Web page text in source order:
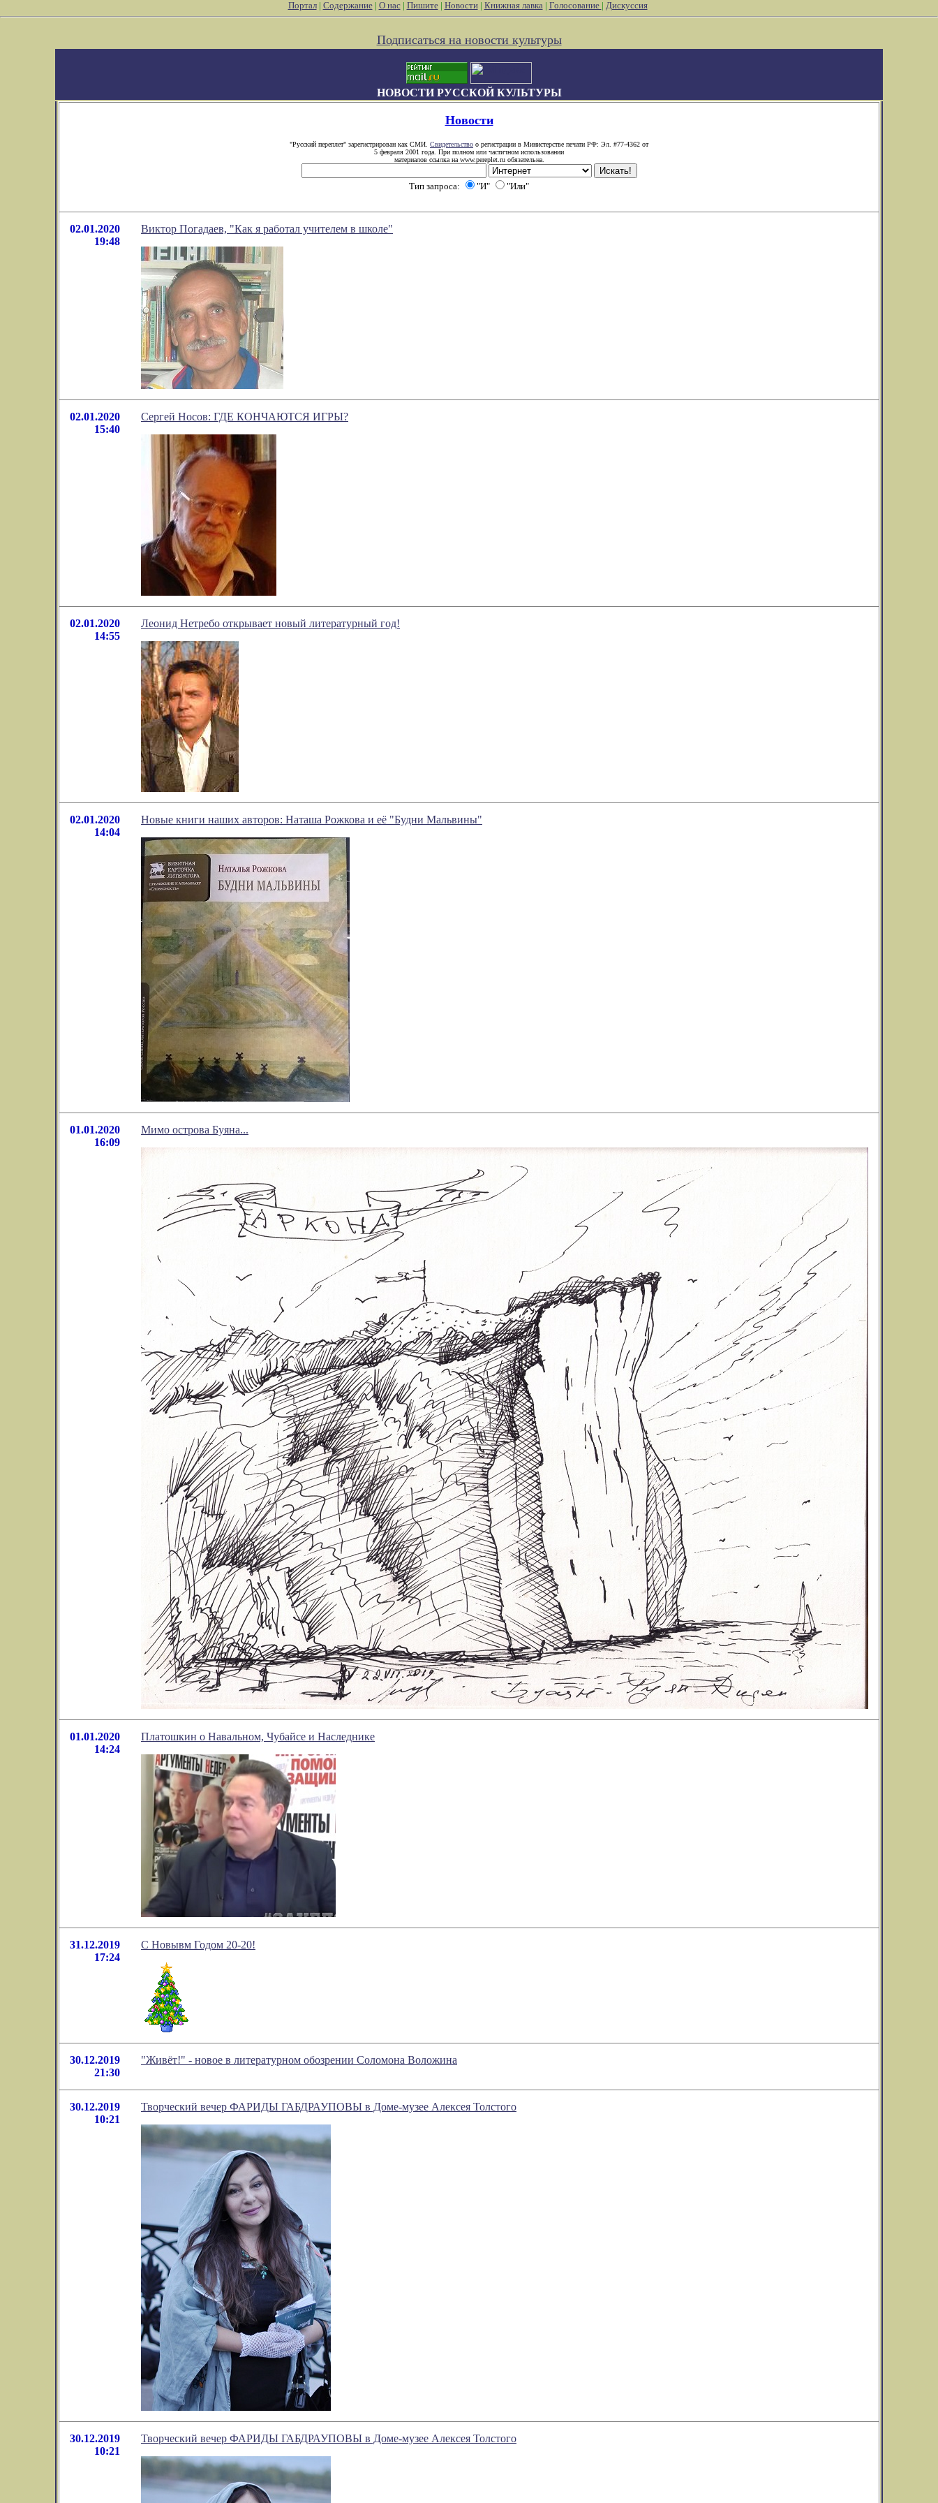
Портал| Содержание| О нас| Пишите| Новости| Книжная лавка| Голосование | Дискуссия
Подписаться на новости культуры
НОВОСТИ РУССКОЙ КУЛЬТУРЫ
Новости
"Русский переплет" зарегистрирован как СМИ. Свидетельство о регистрации в Министерстве печати РФ: Эл. #77-4362 от
5 февраля 2001 года. При полном или частичном использовании
материалов ссылка на www.pereplet.ru обязательна.
Тип запроса: "И" "Или"
02.01.2020
19:48
Виктор Погадаев, "Как я работал учителем в школе"
02.01.2020
15:40
Сергей Носов: ГДЕ КОНЧАЮТСЯ ИГРЫ?
02.01.2020
14:55
Леонид Нетребо открывает новый литературный год!
02.01.2020
14:04
Новые книги наших авторов: Наташа Рожкова и её "Будни Мальвины"
01.01.2020
16:09
Мимо острова Буяна...
01.01.2020
14:24
Платошкин о Навальном, Чубайсе и Наследнике
31.12.2019
17:24
C Новывм Годом 20-20!
30.12.2019
21:30
"Живёт!" - новое в литературном обозрении Соломона Воложина
30.12.2019
10:21
Творческий вечер ФАРИДЫ ГАБДРАУПОВЫ в Доме-музее Алексея Толстого
30.12.2019
10:21
Творческий вечер ФАРИДЫ ГАБДРАУПОВЫ в Доме-музее Алексея Толстого